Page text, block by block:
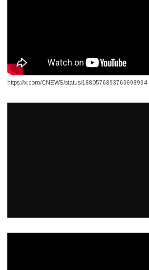
https://x.com/CNEWS/status/1880576893763698994